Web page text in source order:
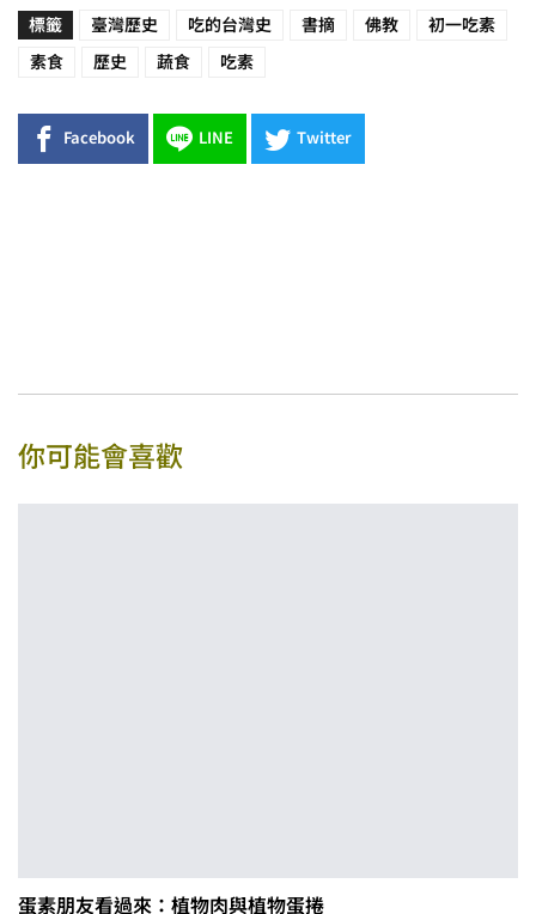
標籤 臺灣歷史 吃的台灣史 書摘 佛教 初一吃素
素食 歷史 蔬食 吃素
Facebook LINE Twitter
你可能會喜歡